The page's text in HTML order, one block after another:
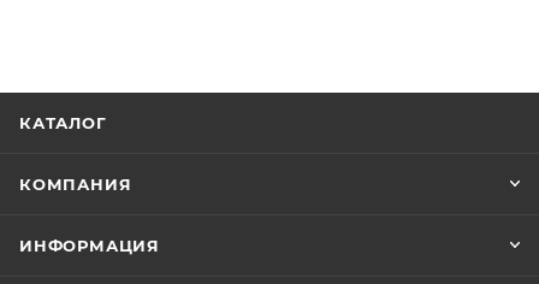
КАТАЛОГ
КОМПАНИЯ
ИНФОРМАЦИЯ